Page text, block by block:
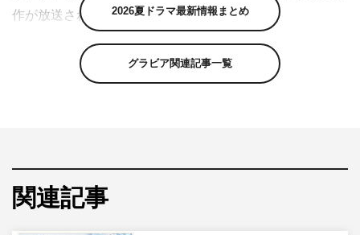
作が放送される。
『永遠の昨日』は、交通事故に遭った高校生の浩一（小
宮）と同級生の満（井上）が心を通わせ、生と性を見つめ
らない」「ドラマ史上最も泣いた」と視聴者から泣ける
2026夏ドラマ最新情報まとめ
グラビア関連記事一覧
関連記事